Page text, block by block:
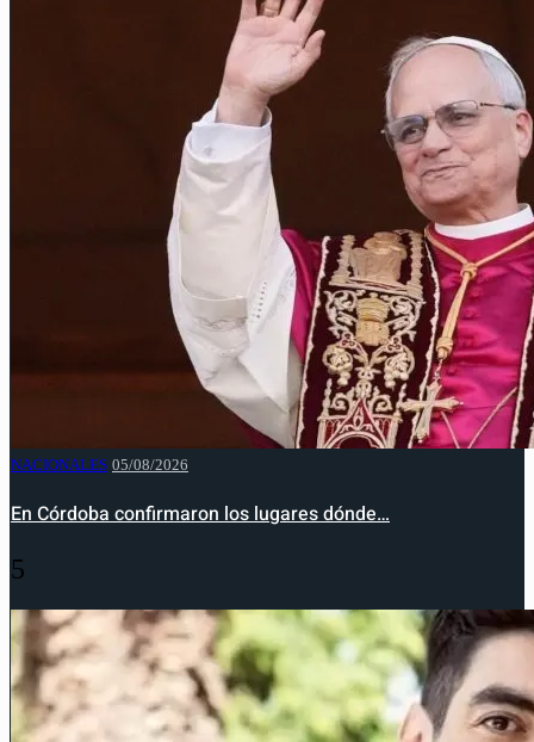
NACIONALES 05/08/2026
En Córdoba confirmaron los lugares dónde…
5